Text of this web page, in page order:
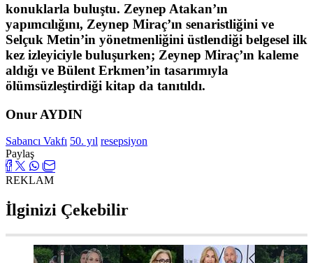
konuklarla buluştu. Zeynep Atakan’ın
yapımcılığını, Zeynep Miraç’ın senaristliğini ve
Selçuk Metin’in yönetmenliğini üstlendiği belgesel ilk
kez izleyiciyle buluşurken; Zeynep Miraç’ın kaleme
aldığı ve Bülent Erkmen’in tasarımıyla
ölümsüzleştirdiği kitap da tanıtıldı.
Onur AYDIN
Sabancı Vakfı 50. yıl resepsiyon
Paylaş
REKLAM
İlginizi Çekebilir